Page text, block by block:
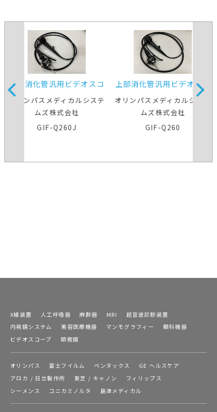
上部消化管汎用ビデオスコ
ープ
オリンパスメディカルシステ
ムズ株式会社
GIF-Q260J
上部消化管汎用ビデオスコ
ープ
オリンパスメディカルシステ
ムズ株式会社
GIF-Q260
X線装置 人工呼吸器 麻酔器 MRI
超音波診断装置
内視鏡システム
美容医療機器 マンモグラフィー
眼科機器
ビデオスコープ
顕微鏡
オリンパス 富士フイルム ペンタックス
GE ヘルスケア
アロカ / 日立製作所
東芝 / キャノン
フィリップス
シーメンス
コニカミノルタ 島津メディカル